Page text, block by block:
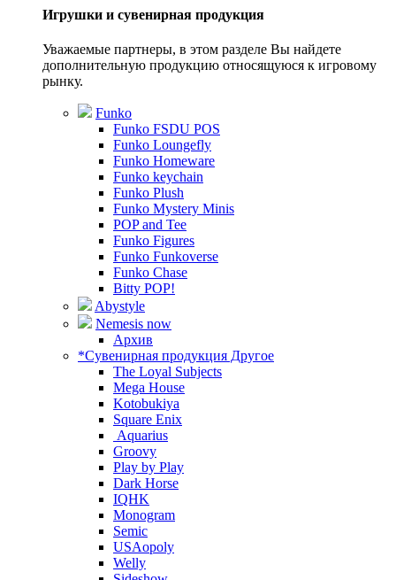
Игрушки и сувенирная продукция
Уважаемые партнеры, в этом разделе Вы найдете
дополнительную продукцию относящуюся к игровому
рынку.
Funko
Funko FSDU POS
Funko Loungefly
Funko Homeware
Funko keychain
Funko Plush
Funko Mystery Minis
POP and Tee
Funko Figures
Funko Funkoverse
Funko Chase
Bitty POP!
Abystyle
Nemesis now
Архив
*Сувенирная продукция Другое
The Loyal Subjects
Mega House
Kotobukiya
Square Enix
Aquarius
Groovy
Play by Play
Dark Horse
IQHK
Monogram
Semic
USAopoly
Welly